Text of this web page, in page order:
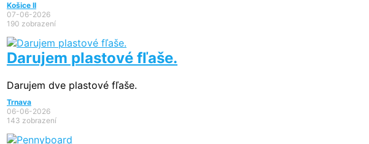
Košice II
07-06-2026
190 zobrazení
Darujem plastové fľaše.
Darujem dve plastové fľaše.
Trnava
06-06-2026
143 zobrazení